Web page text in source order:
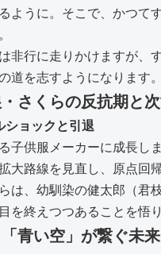
ように。そこで、かつて
非行に走りかけますが
道を志すようになります。
・さくらの反抗期と
ョックと引退
子供服メーカーに成長し
大路線を見直し、原点回
は、幼馴染の健太郎（君
を終えつつあることを悟
青い空」が繋ぐ未